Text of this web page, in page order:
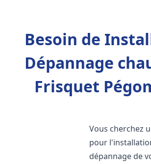
Besoin de
Dépannage
Frisquet
Vous cherchez
pour
dépannage de